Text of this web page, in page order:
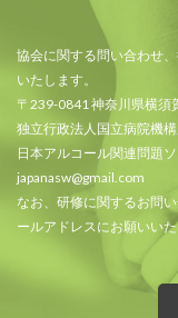
協会に関する問い合わせ
いたします。
〒239-0841 神奈川県横須
独立行政法人国立病院機
日本アルコール関連問題
japanasw@gmail.com
なお、研修に関するお問
ールアドレスにお願いい